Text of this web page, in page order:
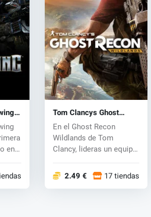
en
Tom Clancys Ghost
Recon Wildlands (PC) CD
key
En el Ghost Recon
Wildlands de Tom
Clancy, lideras un equipo
2.49 € 17 tiendas